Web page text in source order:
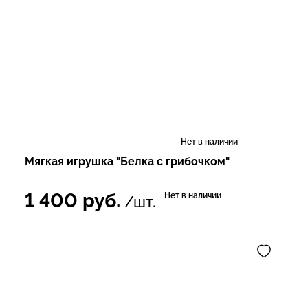
Нет в наличии
Мягкая игрушка "Белка с грибочком"
1 400 руб. /шт. Нет в наличии